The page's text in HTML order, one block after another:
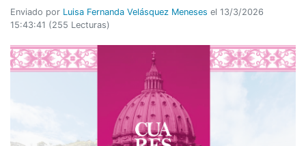
Enviado por Luisa Fernanda Velásquez Meneses el 13/3/2026
15:43:41 (255 Lecturas)